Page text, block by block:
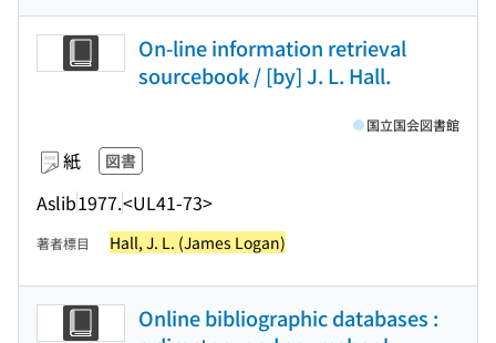
On-line information retrieval
sourcebook / [by] J. L. Hall.
紙 図書
Aslib1977.<UL41-73>
国立国会図書館
著者標目 Hall, J. L. (James Logan)
Online bibliographic databases :